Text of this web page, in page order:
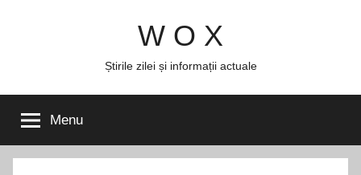
W O X
Știrile zilei și informații actuale
Menu